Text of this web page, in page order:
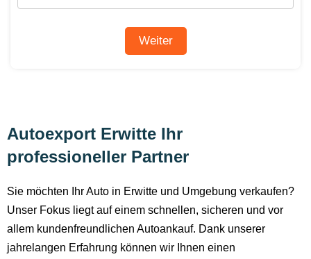
Autoexport Erwitte Ihr
professioneller Partner
Sie möchten Ihr Auto in Erwitte und Umgebung verkaufen?
Unser Fokus liegt auf einem schnellen, sicheren und vor
allem kundenfreundlichen Autoankauf. Dank unserer
jahrelangen Erfahrung können wir Ihnen einen